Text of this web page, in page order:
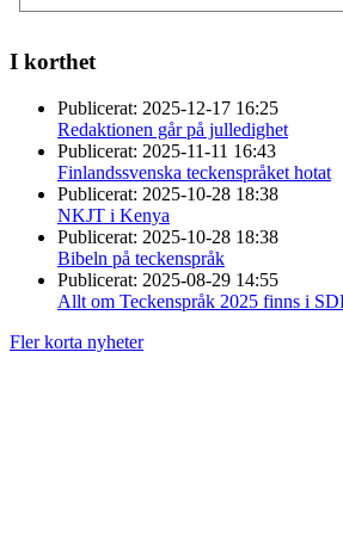
I korthet
Publicerat: 2025-12-17 16:25
Redaktionen går på julledighet
Publicerat: 2025-11-11 16:43
Finlandssvenska teckenspråket hotat
Publicerat: 2025-10-28 18:38
NKJT i Kenya
Publicerat: 2025-10-28 18:38
Bibeln på teckenspråk
Publicerat: 2025-08-29 14:55
Allt om Teckenspråk 2025 finns i
Fler korta nyheter